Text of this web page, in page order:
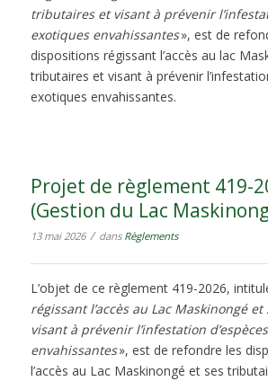
tributaires et visant à prévenir
exotiques envahissantes», est de
dispositions régissant l’accès au lac
tributaires et visant à prévenir
exotiques envahissantes.
Projet de règlement 419-
(Gestion du Lac
13 mai 2026 / dans Règlements
L’objet de ce règlement 419-2026,
régissant l’accès au Lac Maskinongé
visant à prévenir l’infestation
envahissantes», est de refondre les
l’accès au Lac Maskinongé et ses